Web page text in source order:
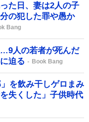
た日、妻は2人の子
の犯した罪や愚か
Bang
人の若者が死んだ
迫る
Book Bang
を飲み干しゲロまみ
失くした」子供時代